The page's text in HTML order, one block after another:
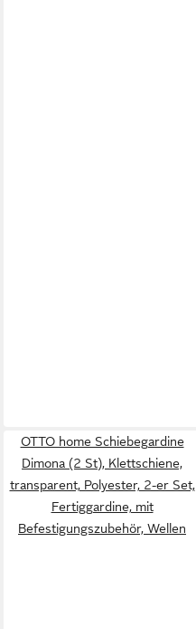
OTTO home Schiebegardine
Dimona (2 St), Klettschiene,
transparent, Polyester, 2-er Set,
Fertiggardine, mit
Befestigungszubehör, Wellen